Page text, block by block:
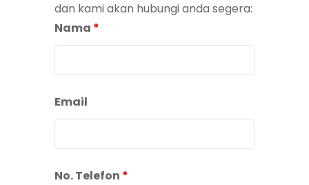
dan kami akan hubungi anda segera:
Nama *
Email
No. Telefon *